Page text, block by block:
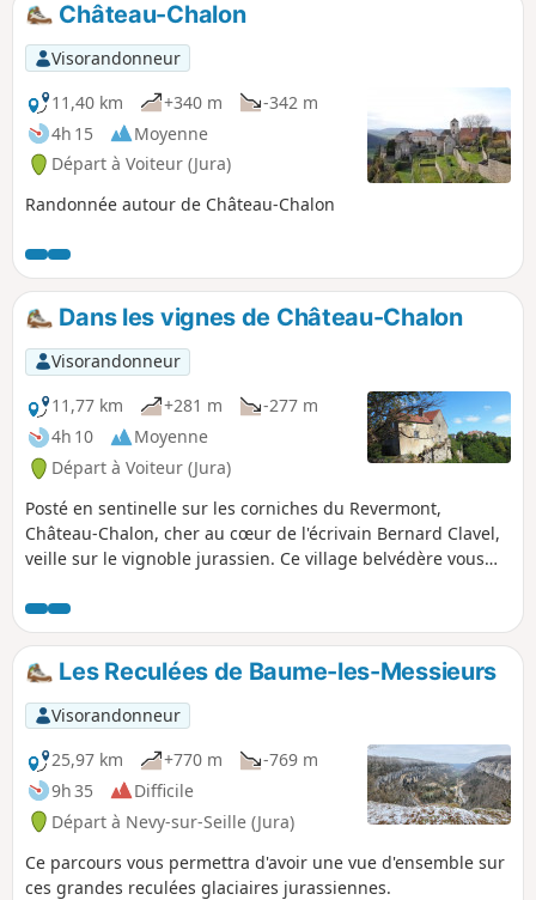
Château-Chalon
Visorandonneur
11,40 km
+340 m
-342 m
4h 15
Moyenne
Départ à Voiteur (Jura)
Randonnée autour de Château-Chalon
Dans les vignes de Château-Chalon
Visorandonneur
11,77 km
+281 m
-277 m
4h 10
Moyenne
Départ à Voiteur (Jura)
Posté en sentinelle sur les corniches du Revermont,
Château-Chalon, cher au cœur de l'écrivain Bernard Clavel,
veille sur le vignoble jurassien. Ce village belvédère vous
reculées voisines et vous apprécierez de vous promener au
long des vieilles demeures. Retour par une voie romaine et
le point de vue de la Tuquière et ses cabordes.
Les Reculées de Baume-les-Messieurs
Visorandonneur
25,97 km
+770 m
-769 m
9h 35
Difficile
Départ à Nevy-sur-Seille (Jura)
Ce parcours vous permettra d'avoir une vue d'ensemble sur
ces grandes reculées glaciaires jurassiennes.